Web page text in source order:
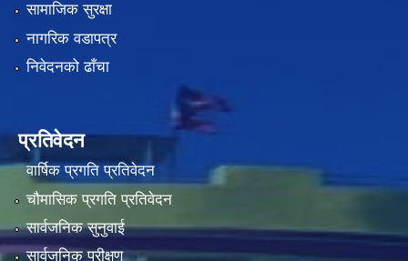
सामाजिक सुरक्षा
नागरिक वडापत्र
निवेदनको ढाँचा
प्रतिवेदन
वार्षिक प्रगति प्रतिवेदन
चौमासिक प्रगति प्रतिवेदन
सार्वजनिक सुनुवाई
सार्वजनिक परीक्षण